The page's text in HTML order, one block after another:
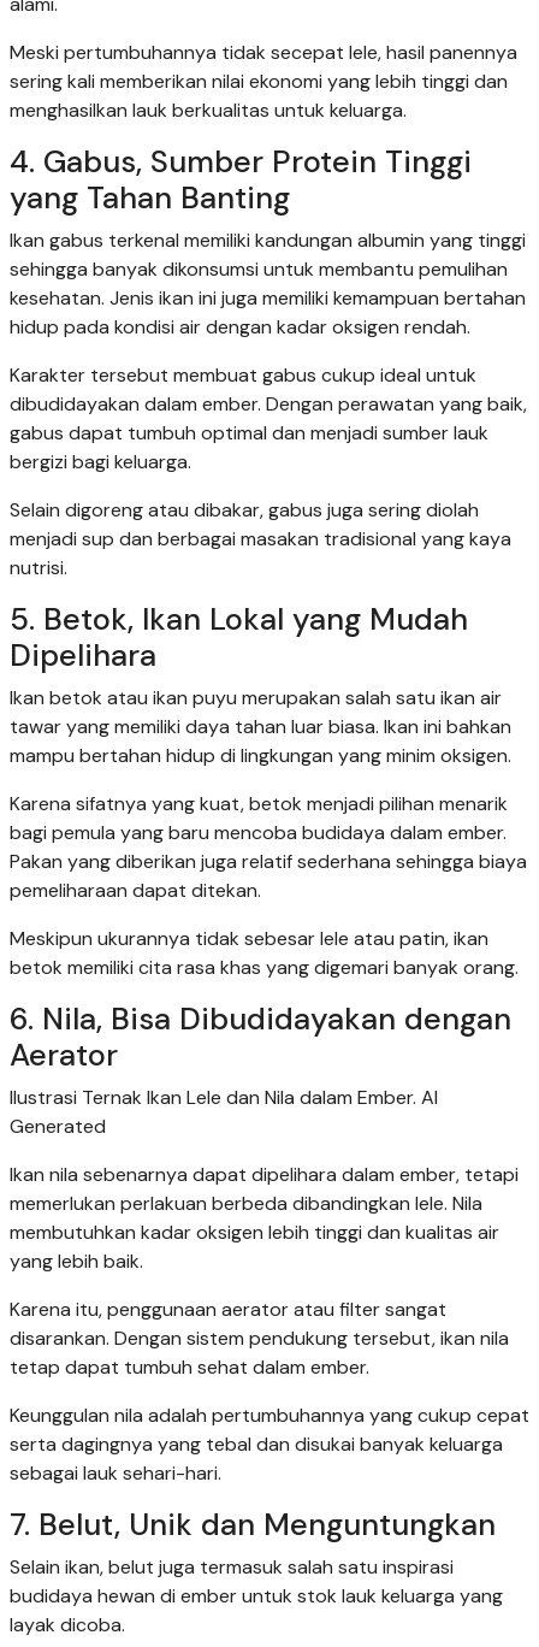
Meski pertumbuhannya tidak secepat lele, hasil panennya
sering kali memberikan nilai ekonomi yang lebih tinggi dan
menghasilkan lauk berkualitas untuk keluarga.
4. Gabus, Sumber Protein Tinggi
yang Tahan Banting
Ikan gabus terkenal memiliki kandungan albumin yang tinggi
sehingga banyak dikonsumsi untuk membantu pemulihan
kesehatan. Jenis ikan ini juga memiliki kemampuan bertahan
hidup pada kondisi air dengan kadar oksigen rendah.
Karakter tersebut membuat gabus cukup ideal untuk
dibudidayakan dalam ember. Dengan perawatan yang baik,
gabus dapat tumbuh optimal dan menjadi sumber lauk
bergizi bagi keluarga.
Selain digoreng atau dibakar, gabus juga sering diolah
menjadi sup dan berbagai masakan tradisional yang kaya
nutrisi.
5. Betok, Ikan Lokal yang Mudah
Dipelihara
Ikan betok atau ikan puyu merupakan salah satu ikan air
tawar yang memiliki daya tahan luar biasa. Ikan ini bahkan
mampu bertahan hidup di lingkungan yang minim oksigen.
Karena sifatnya yang kuat, betok menjadi pilihan menarik
bagi pemula yang baru mencoba budidaya dalam ember.
Pakan yang diberikan juga relatif sederhana sehingga biaya
pemeliharaan dapat ditekan.
Meskipun ukurannya tidak sebesar lele atau patin, ikan
betok memiliki cita rasa khas yang digemari banyak orang.
6. Nila, Bisa Dibudidayakan dengan
Aerator
Ilustrasi Ternak Ikan Lele dan Nila dalam Ember. AI
Generated
Ikan nila sebenarnya dapat dipelihara dalam ember, tetapi
memerlukan perlakuan berbeda dibandingkan lele. Nila
membutuhkan kadar oksigen lebih tinggi dan kualitas air
yang lebih baik.
Karena itu, penggunaan aerator atau filter sangat
disarankan. Dengan sistem pendukung tersebut, ikan nila
tetap dapat tumbuh sehat dalam ember.
Keunggulan nila adalah pertumbuhannya yang cukup cepat
serta dagingnya yang tebal dan disukai banyak keluarga
sebagai lauk sehari-hari.
7. Belut, Unik dan Menguntungkan
Selain ikan, belut juga termasuk salah satu inspirasi
budidaya hewan di ember untuk stok lauk keluarga yang
layak dicoba.